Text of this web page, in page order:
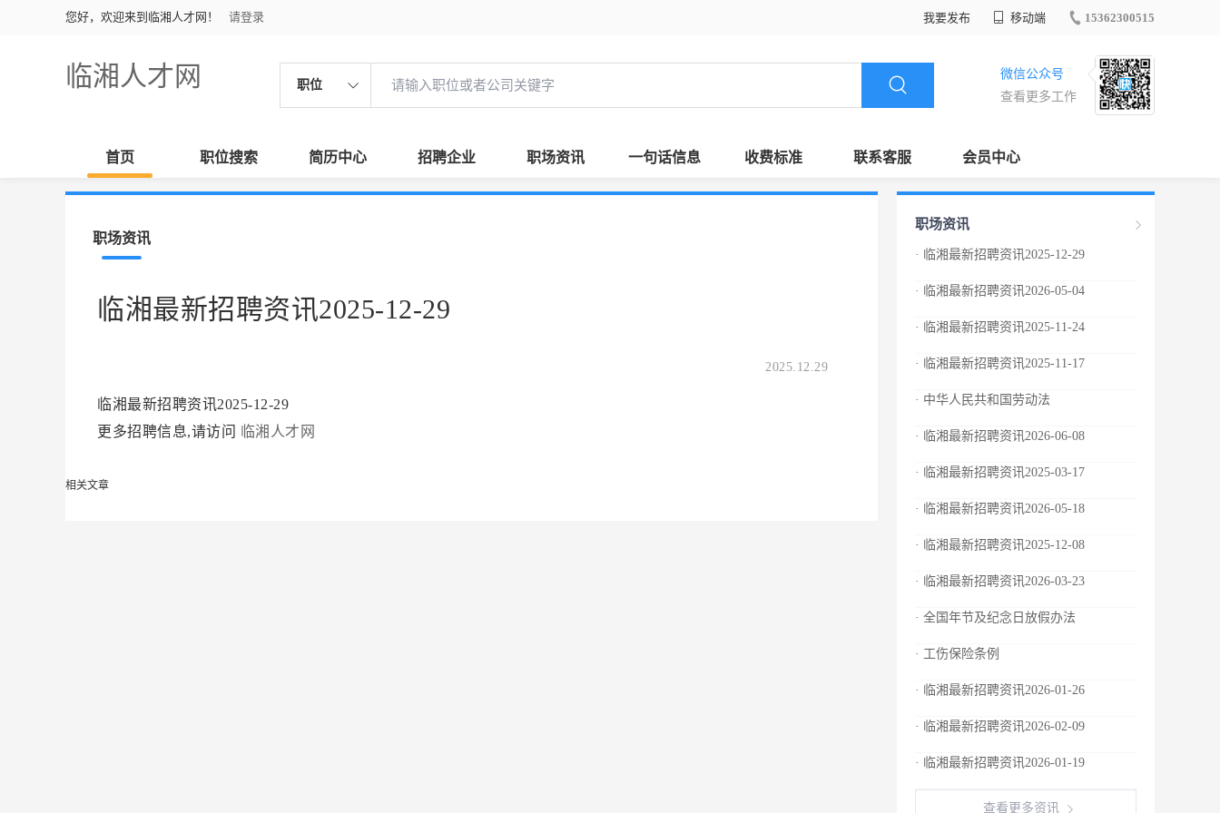
您好，欢迎来到临湘人才网！ 请登录 我要发布 移动端 15362300515
临湘人才网 职位
微信公众号
查看更多工作
首页 职位搜索 简历中心 招聘企业 职场资讯 一句话信息 收费标准 联系客服 会员中心
职场资讯
临湘最新招聘资讯2025-12-29
2025.12.29
临湘最新招聘资讯2025-12-29
更多招聘信息,请访问
临湘人才网
相关文章
职场资讯
· 临湘最新招聘资讯2025-12-29
· 临湘最新招聘资讯2026-05-04
· 临湘最新招聘资讯2025-11-24
· 临湘最新招聘资讯2025-11-17
· 中华人民共和国劳动法
· 临湘最新招聘资讯2026-06-08
· 临湘最新招聘资讯2025-03-17
· 临湘最新招聘资讯2026-05-18
· 临湘最新招聘资讯2025-12-08
· 临湘最新招聘资讯2026-03-23
· 全国年节及纪念日放假办法
· 工伤保险条例
· 临湘最新招聘资讯2026-01-26
· 临湘最新招聘资讯2026-02-09
· 临湘最新招聘资讯2026-01-19
查看更多资讯